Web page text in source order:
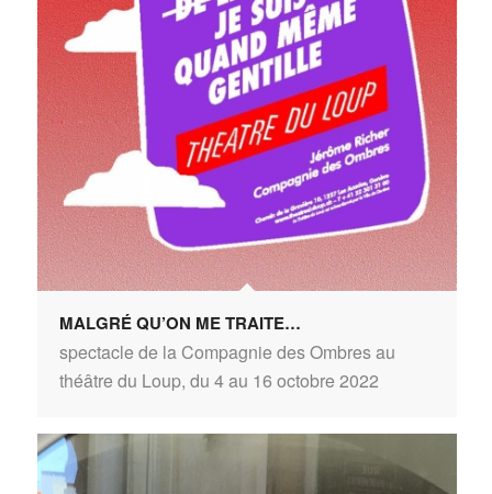
MALGRÉ QU’ON ME TRAITE…
spectacle de la Compagnie des Ombres au
théâtre du Loup, du 4 au 16 octobre 2022